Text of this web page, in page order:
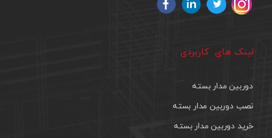
لینک های کاربردی
دوربین مدار بسته
نصب دوربین مدار بسته
خرید دوربین مدار بسته